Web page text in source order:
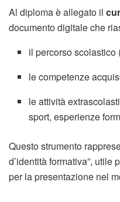
Al diploma è allegato il
documento digitale che
il percorso scolastico
le competenze
le attività
sport, esperienze
Questo strumento
d’identità formativa”,
per la presentazione nel